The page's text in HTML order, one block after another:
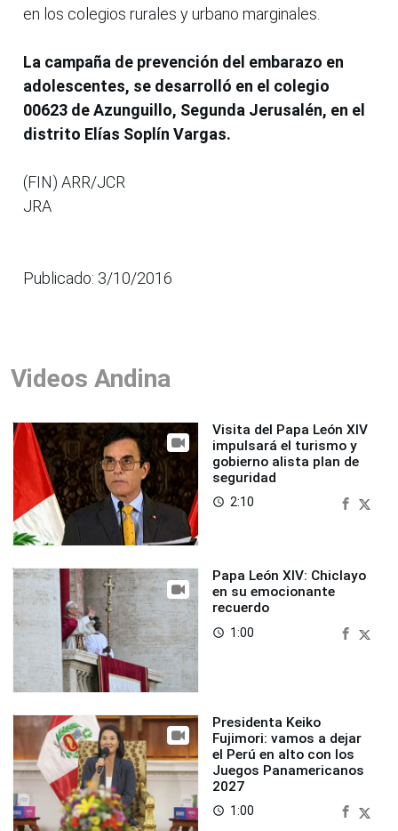
en los colegios rurales y urbano marginales.
La campaña de prevención del embarazo en
adolescentes, se desarrolló en el colegio
00623 de Azunguillo, Segunda Jerusalén, en el
distrito Elías Soplín Vargas.
(FIN) ARR/JCR
JRA
Publicado: 3/10/2016
Videos Andina
Visita del Papa León XIV
impulsará el turismo y
gobierno alista plan de
seguridad
access_time 2:10
Papa León XIV: Chiclayo
en su emocionante
recuerdo
access_time 1:00
Presidenta Keiko
Fujimori: vamos a dejar
el Perú en alto con los
Juegos Panamericanos
2027
access_time 1:00